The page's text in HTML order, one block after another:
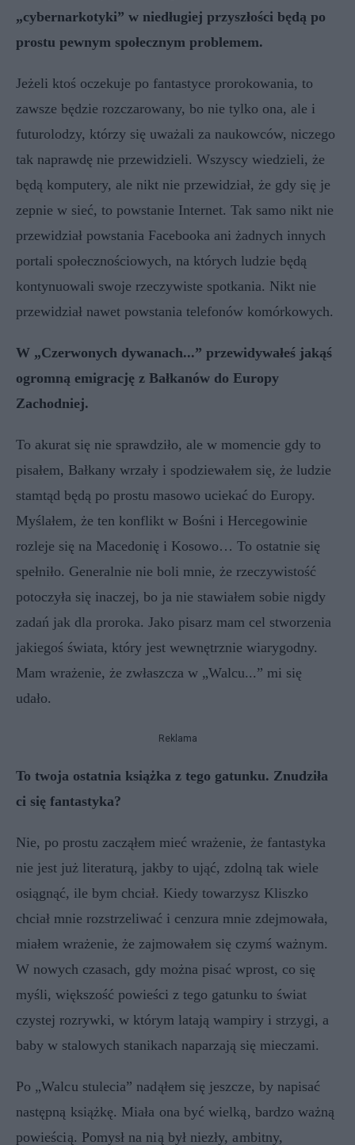
„cybernarkotyki” w niedługiej przyszłości będą po
prostu pewnym społecznym problemem.
Jeżeli ktoś oczekuje po fantastyce prorokowania, to
zawsze będzie rozczarowany, bo nie tylko ona, ale i
futurolodzy, którzy się uważali za naukowców, niczego
tak naprawdę nie przewidzieli. Wszyscy wiedzieli, że
będą komputery, ale nikt nie przewidział, że gdy się je
zepnie w sieć, to powstanie Internet. Tak samo nikt nie
przewidział powstania Facebooka ani żadnych innych
portali społecznościowych, na których ludzie będą
kontynuowali swoje rzeczywiste spotkania. Nikt nie
przewidział nawet powstania telefonów komórkowych.
W „Czerwonych dywanach...” przewidywałeś jakąś
ogromną emigrację z Bałkanów do Europy
Zachodniej.
To akurat się nie sprawdziło, ale w momencie gdy to
pisałem, Bałkany wrzały i spodziewałem się, że ludzie
stamtąd będą po prostu masowo uciekać do Europy.
Myślałem, że ten konflikt w Bośni i Hercegowinie
rozleje się na Macedonię i Kosowo… To ostatnie się
spełniło. Generalnie nie boli mnie, że rzeczywistość
potoczyła się inaczej, bo ja nie stawiałem sobie nigdy
zadań jak dla proroka. Jako pisarz mam cel stworzenia
jakiegoś świata, który jest wewnętrznie wiarygodny.
Mam wrażenie, że zwłaszcza w „Walcu...” mi się
udało.
Reklama
To twoja ostatnia książka z tego gatunku. Znudziła
ci się fantastyka?
Nie, po prostu zacząłem mieć wrażenie, że fantastyka
nie jest już literaturą, jakby to ująć, zdolną tak wiele
osiągnąć, ile bym chciał. Kiedy towarzysz Kliszko
chciał mnie rozstrzeliwać i cenzura mnie zdejmowała,
miałem wrażenie, że zajmowałem się czymś ważnym.
W nowych czasach, gdy można pisać wprost, co się
myśli, większość powieści z tego gatunku to świat
czystej rozrywki, w którym latają wampiry i strzygi, a
baby w stalowych stanikach naparzają się mieczami.
Po „Walcu stulecia” nadąłem się jeszcze, by napisać
następną książkę. Miała ona być wielką, bardzo ważną
powieścią. Pomysł na nią był niezły, ambitny,